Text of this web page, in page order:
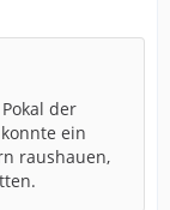
der
ein
raushauen,